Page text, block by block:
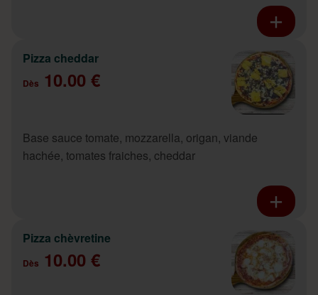
Pizza cheddar
Dès 10.00 €
Base sauce tomate, mozzarella, origan, viande
hachée, tomates fraiches, cheddar
Pizza chèvretine
Dès 10.00 €